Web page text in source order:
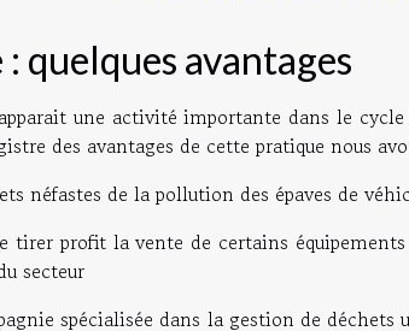
quelques avantages
une activité importante dans le
des avantages de cette pratique nous
néfastes de la pollution des épaves de
tirer profit la vente de certains
secteur
spécialisée dans la gestion de déchets